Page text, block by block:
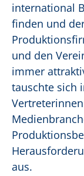
international
finden und
und den
immer
tauschte sich
aus.